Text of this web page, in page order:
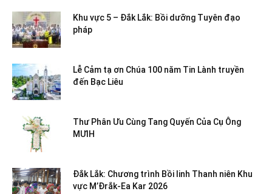
Khu vực 5 – Đắk Lắk: Bồi dưỡng Tuyên đạo
pháp
Lễ Cảm tạ ơn Chúa 100 năm Tin Lành truyền
đến Bạc Liêu
Thư Phân Ưu Cùng Tang Quyến Của Cụ Ông
MƯIH
Đắk Lắk: Chương trình Bồi linh Thanh niên Khu
vực M’Đrắk-Ea Kar 2026